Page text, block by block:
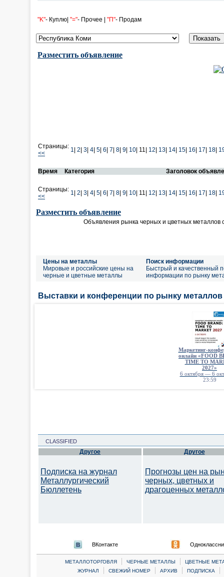
"K"- Куплю| "="- Прочее | "П"- Продам
Разместить объявление
Страницы:
<<
1 2 3 4 5 6 7 8 9 10 11| 12 13 14 15 16 17 18
Время Категория Заголовок
Страницы:
<<
1 2 3 4 5 6 7 8 9 10 11| 12 13 14 15 16 17 18
Разместить объявление
Объявления рынка черных и цветных металлов
Цены на металлы
Мировые и российские цены на
черные и цветные металлы
Поиск информации
Быстрый и качественный
информации по рынку
Выставки и конференции по рынку
Маркетинг-
онлайн «FOOD
TIME TO
2027»
6 октября — 6
23:59
CLASSIFIED
Другое
Подписка на журнал
Металлургический
Бюллетень
Другое
Прогнозы цен на
черных, цветных и
драгоценных
ВКонтакте
МЕТАЛЛОТОРГОВЛЯ | ЧЕРНЫЕ МЕТАЛЛЫ |
ЦВЕТНЫЕ
ЖУРНАЛ
| СВЕЖИЙ НОМЕР | АРХИВ | ПОДПИСКА |